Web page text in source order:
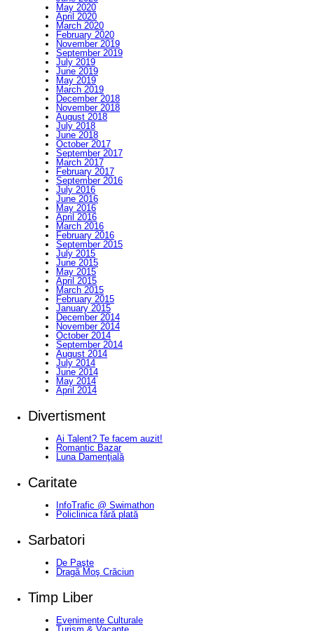
May 2020
April 2020
March 2020
February 2020
November 2019
September 2019
July 2019
June 2019
May 2019
March 2019
December 2018
November 2018
August 2018
July 2018
June 2018
October 2017
September 2017
March 2017
February 2017
September 2016
July 2016
June 2016
May 2016
April 2016
March 2016
February 2016
September 2015
July 2015
June 2015
May 2015
April 2015
March 2015
February 2015
January 2015
December 2014
November 2014
October 2014
September 2014
August 2014
July 2014
June 2014
May 2014
April 2014
Divertisment
Ai Talent? Te facem auzit!
Romantic Bazar
Luna Damenţială
Caritate
InfoTrafic @ Swimathon
Policlinica fără plată
Sarbatori
De Paşte
Dragă Moş Crăciun
Timp Liber
Evenimente Culturale
Turism & Vacanţe